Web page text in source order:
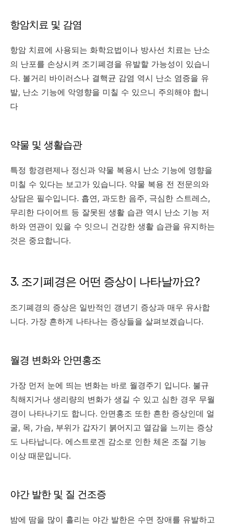
항암치료 및 감염
항암 치료에 사용되는 화학요법이나 방사선 치료는 난소
의 난포를 손상시켜 조기폐경을 유발할 가능성이 있습니
다. 볼거리 바이러스나 결핵균 감염 역시 난소 염증을 유
발, 난소 기능에 악영향을 미칠 수 있으니 주의해야 합니
다
약물 및 생활습관
특정 항경련제나 정신과 약물 복용시 난소 기능에 영향을
미칠 수 있다는 보고가 있습니다. 약물 복용 전 전문의와
상담은 필수입니다. 흡연, 과도한 음주, 극심한 스트레스,
무리한 다이어트 등 잘못된 생활 습관 역시 난소 기능 저
하와 연관이 있을 수 잇으니 건강한 생활 습관을 유지하는
것은 중요합니다.
3. 조기폐경은 어떤 증상이 나타날까요?
조기폐경의 증상은 일반적인 갱년기 증상과 매우 유사합
니다. 가장 흔하게 나타나는 증상들을 살펴보겠습니다.
월경 변화와 안면홍조
가장 먼저 눈에 띄는 변화는 바로 월경주기 입니다. 불규
칙해지거나 생리량의 변화가 생길 수 있고 심한 경우 무월
경이 나타나기도 합니다. 안면홍조 또한 흔한 증상인데 얼
굴, 목, 가슴, 부위가 갑자기 붉어지고 열감을 느끼는 증상
도 나타납니다. 에스트로겐 감소로 인한 체온 조절 기능
이상 때문입니다.
야간 발한 및 질 건조증
밤에 땀을 많이 흘리는 야간 발한은 수면 장애를 유발하고